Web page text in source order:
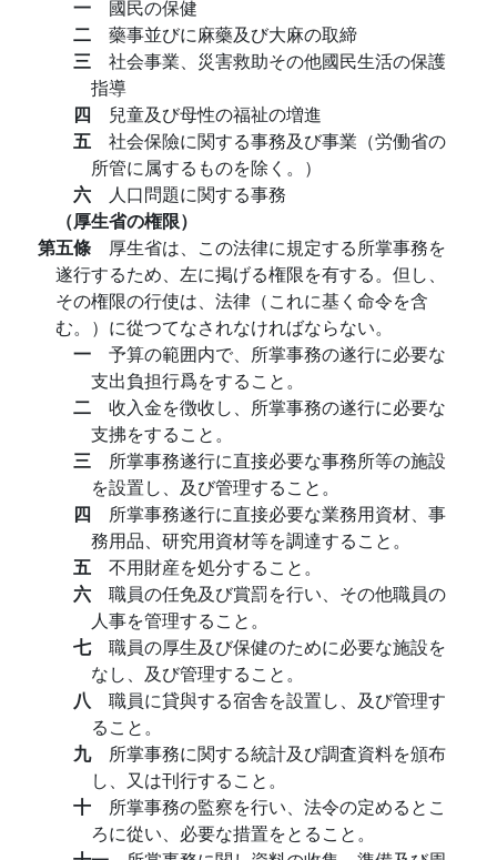
一 國民の保健
二 藥事並びに麻藥及び大麻の取締
三 社会事業、災害救助その他國民生活の保護
指導
四 兒童及び母性の福祉の増進
五 社会保險に関する事務及び事業（労働省の
所管に属するものを除く。）
六 人口問題に関する事務
（厚生省の権限）
第五條 厚生省は、この法律に規定する所掌事務を
遂行するため、左に掲げる権限を有する。但し、
その権限の行使は、法律（これに基く命令を含
む。）に從つてなされなければならない。
一 予算の範囲内で、所掌事務の遂行に必要な
支出負担行爲をすること。
二 收入金を徴收し、所掌事務の遂行に必要な
支拂をすること。
三 所掌事務遂行に直接必要な事務所等の施設
を設置し、及び管理すること。
四 所掌事務遂行に直接必要な業務用資材、事
務用品、研究用資材等を調達すること。
五 不用財産を処分すること。
六 職員の任免及び賞罰を行い、その他職員の
人事を管理すること。
七 職員の厚生及び保健のために必要な施設を
なし、及び管理すること。
八 職員に貸與する宿舎を設置し、及び管理す
ること。
九 所掌事務に関する統計及び調査資料を頒布
し、又は刊行すること。
十 所掌事務の監察を行い、法令の定めるとこ
ろに從い、必要な措置をとること。